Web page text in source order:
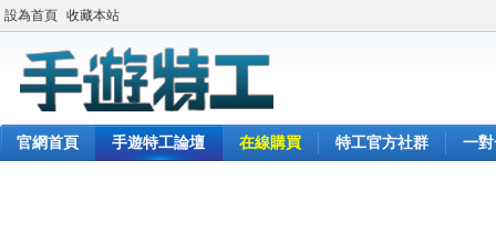
設為首頁 收藏本站
官網首頁 手遊特工論壇 在線購買 特工官方社群 一